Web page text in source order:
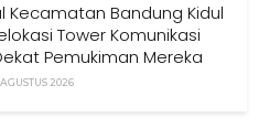
Kecamatan Bandung Kidul
Tower Komunikasi
Pemukiman Mereka
2026